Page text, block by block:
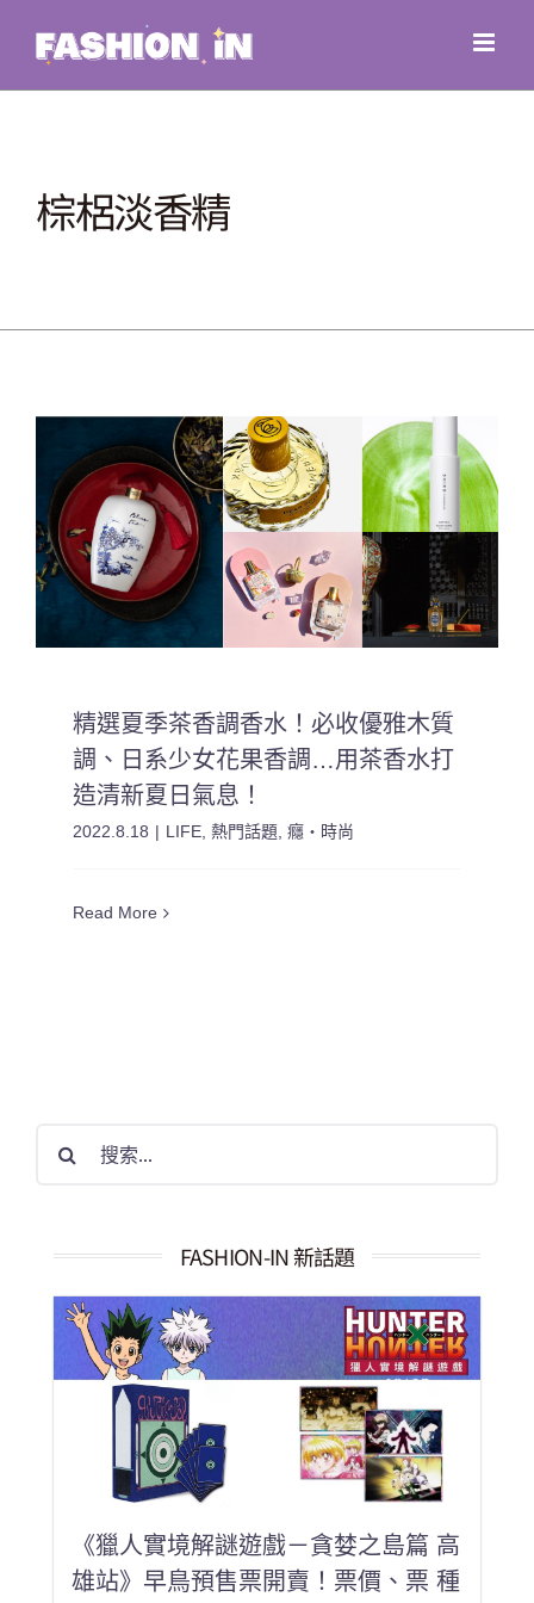
content
棕梠淡香精
精選夏季茶香調香水！必收優雅木質
調、日系少女花果香調…用茶香水打
造清新夏日氣息！
2022.8.18 | LIFE,熱門話題,癮・時尚
Read More
果：
FASHION-IN 新話題
《獵人實境解謎遊戲－貪婪之島篇 高
雄站》早鳥預售票開賣！票價、票 種